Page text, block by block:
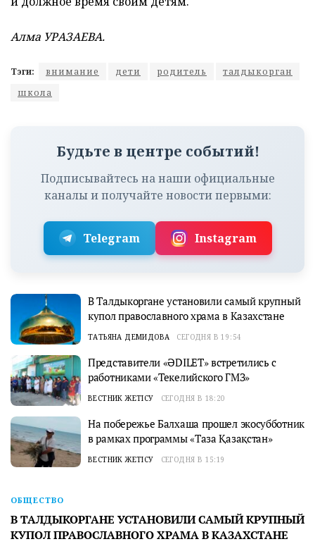
Алма УРАЗАЕВА.
Тэги: внимание дети родитель
талдыкорган
школа
Будьте в центре событий!
Подписывайтесь на наши официальные
каналы и получайте новости первыми:
Telegram Instagram
В Талдыкоргане установили самый крупный
купол православного храма в Казахстане
ТАТЬЯНА ДЕМИДОВА СЕГОДНЯ В 19:54
Представители «ӘDILET» встретились с
работниками «Текелийского ГМЗ»
ВЕСТНИК ЖЕТІСУ СЕГОДНЯ В 18:20
На побережье Балхаша прошел экосубботник
в рамках программы «Таза Қазақстан»
ВЕСТНИК ЖЕТІСУ СЕГОДНЯ В 15:19
ОБЩЕСТВО
В ТАЛДЫКОРГАНЕ УСТАНОВИЛИ САМЫЙ КРУПНЫЙ
КУПОЛ ПРАВОСЛАВНОГО ХРАМА В КАЗАХСТАНЕ